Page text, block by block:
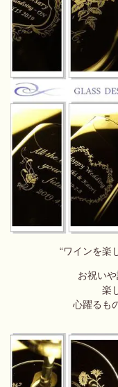
“ワインを楽
お祝い
楽
心躍るも